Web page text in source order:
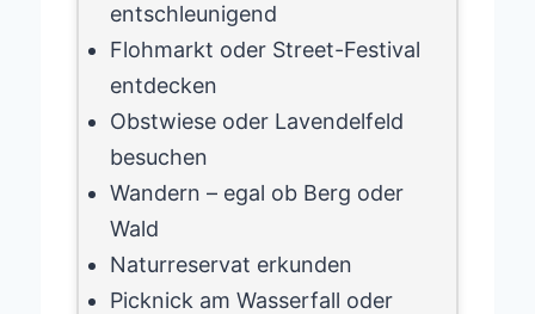
entschleunigend
Flohmarkt oder Street-Festival
entdecken
Obstwiese oder Lavendelfeld
besuchen
Wandern – egal ob Berg oder
Wald
Naturreservat erkunden
Picknick am Wasserfall oder